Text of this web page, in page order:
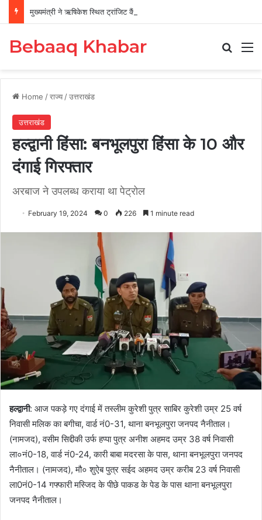
मुख्यमंत्री ने ऋषिकेश स्थित ट्रांजिट कैंप का किया औचक निरीक्षण
Bebaaq Khabar
Home /राज्य /उत्तराखंड
उत्तराखंड
हल्द्वानी हिंसा: बनभूलपुरा हिंसा के 10 और
दंगाई गिरफ्तार
अरबाज ने उपलब्ध कराया था पेट्रोल
February 19, 2024 0 226 1 minute read
हल्द्वानी: आज पकड़े गए दंगाई में तस्लीम कुरेशी पुत्र साबिर कुरेशी उम्र 25 वर्ष
निवासी मलिक का बगीचा, वार्ड नं0-31, थाना बनभूलपुरा जनपद नैनीताल।
(नामजद), वसीम सिद्दीकी उर्फ हप्पा पुत्र अनीश अहमद उम्र 38 वर्ष निवासी
ला०नं0-18, वार्ड नं0-24, कारी बाबा मदरसा के पास, थाना बनभूलपुरा जनपद
नैनीताल। (नामजद), मौ० शुऐब पुत्र सईद अहमद उम्र करीब 23 वर्ष निवासी
ला0नं0-14 गफ्फारी मस्जिद के पीछे पाकड के पेड के पास थाना बनभूलपुरा
जनपद नैनीताल।